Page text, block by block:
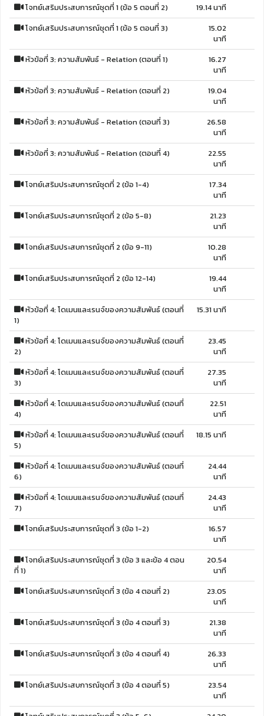
โจทย์เสริมประสบการณ์ชุดที่ 1 (ข้อ 5 ตอนที่ 2)
19.14 นาที
โจทย์เสริมประสบการณ์ชุดที่ 1 (ข้อ 5 ตอนที่ 3)
15.02
นาที
หัวข้อที่ 3: ความสัมพันธ์ - Relation (ตอนที่ 1)
16.27
นาที
หัวข้อที่ 3: ความสัมพันธ์ - Relation (ตอนที่ 2)
19.04
นาที
หัวข้อที่ 3: ความสัมพันธ์ - Relation (ตอนที่ 3)
26.58
นาที
หัวข้อที่ 3: ความสัมพันธ์ - Relation (ตอนที่ 4)
22.55
นาที
โจทย์เสริมประสบการณ์ชุดที่ 2 (ข้อ 1-4)
17.34
นาที
โจทย์เสริมประสบการณ์ชุดที่ 2 (ข้อ 5-8)
21.23
นาที
โจทย์เสริมประสบการณ์ชุดที่ 2 (ข้อ 9-11)
10.28
นาที
โจทย์เสริมประสบการณ์ชุดที่ 2 (ข้อ 12-14)
19.44
นาที
หัวข้อที่ 4: โดเมนและเรนจ์ของความสัมพันธ์ (ตอนที่
1)
15.31 นาที
หัวข้อที่ 4: โดเมนและเรนจ์ของความสัมพันธ์ (ตอนที่
2)
23.45
นาที
หัวข้อที่ 4: โดเมนและเรนจ์ของความสัมพันธ์ (ตอนที่
3)
27.35
นาที
หัวข้อที่ 4: โดเมนและเรนจ์ของความสัมพันธ์ (ตอนที่
4)
22.51
นาที
หัวข้อที่ 4: โดเมนและเรนจ์ของความสัมพันธ์ (ตอนที่
5)
18.15 นาที
หัวข้อที่ 4: โดเมนและเรนจ์ของความสัมพันธ์ (ตอนที่
6)
24.44
นาที
หัวข้อที่ 4: โดเมนและเรนจ์ของความสัมพันธ์ (ตอนที่
7)
24.43
นาที
โจทย์เสริมประสบการณ์ชุดที่ 3 (ข้อ 1-2)
16.57
นาที
โจทย์เสริมประสบการณ์ชุดที่ 3 (ข้อ 3 และข้อ 4 ตอน
ที่ 1)
20.54
นาที
โจทย์เสริมประสบการณ์ชุดที่ 3 (ข้อ 4 ตอนที่ 2)
23.05
นาที
โจทย์เสริมประสบการณ์ชุดที่ 3 (ข้อ 4 ตอนที่ 3)
21.38
นาที
โจทย์เสริมประสบการณ์ชุดที่ 3 (ข้อ 4 ตอนที่ 4)
26.33
นาที
โจทย์เสริมประสบการณ์ชุดที่ 3 (ข้อ 4 ตอนที่ 5)
23.54
นาที